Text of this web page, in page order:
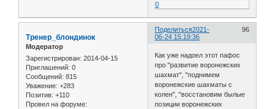
0
Поделиться 96
2021-
06-24 15:19:36
Тренер_блондинок
Модератор
Зарегистрирован: 2014-04-15
Приглашений: 0
Сообщений: 815
Уважение: +283
Позитив: +110
Провел на форуме:
Как уже надоел этот пафос
про "развитие воронежских
шахмат", "поднимем
воронежские шахматы с
колен", "восстановим былые
позиции воронежских